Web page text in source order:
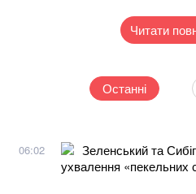
Читати
Останні
06:02
Зеленський та
ухвалення «пекельних